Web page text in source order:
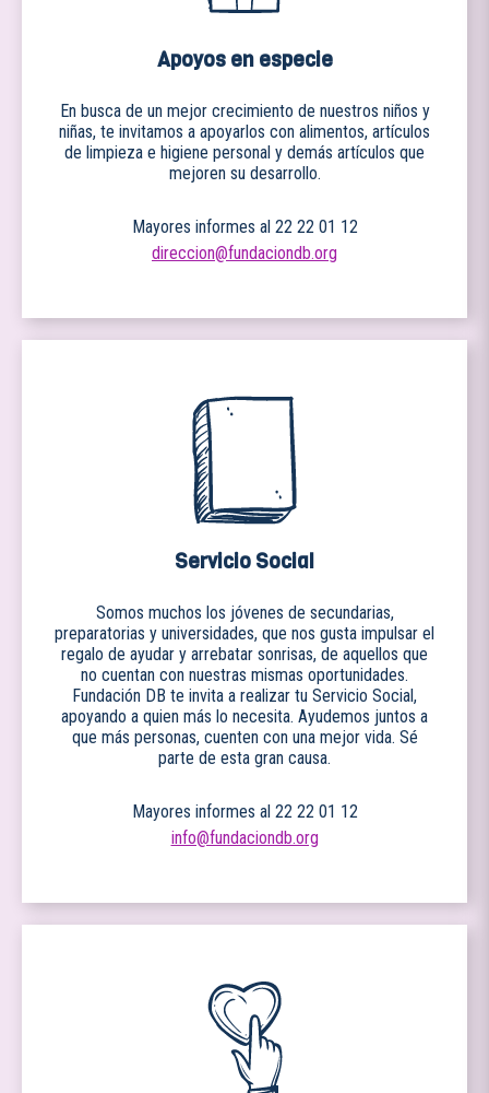
Apoyos en especie
En busca de un mejor crecimiento de nuestros niños y
niñas, te invitamos a apoyarlos con alimentos, artículos
de limpieza e higiene personal y demás artículos que
mejoren su desarrollo.
Mayores informes al 22 22 01 12
direccion@fundaciondb.org
Servicio Social
Somos muchos los jóvenes de secundarias,
preparatorias y universidades, que nos gusta impulsar el
regalo de ayudar y arrebatar sonrisas, de aquellos que
no cuentan con nuestras mismas oportunidades.
Fundación DB te invita a realizar tu Servicio Social,
apoyando a quien más lo necesita. Ayudemos juntos a
que más personas, cuenten con una mejor vida. Sé
parte de esta gran causa.
Mayores informes al 22 22 01 12
info@fundaciondb.org